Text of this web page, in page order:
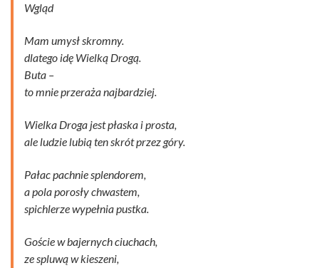
Wgląd
Mam umysł skromny.
dlatego idę Wielką Drogą.
Buta –
to mnie przeraża najbardziej.
Wielka Droga jest płaska i prosta,
ale ludzie lubią ten skrót przez góry.
Pałac pachnie splendorem,
a pola porosły chwastem,
spichlerze wypełnia pustka.
Goście w bajernych ciuchach,
ze spluwą w kieszeni,